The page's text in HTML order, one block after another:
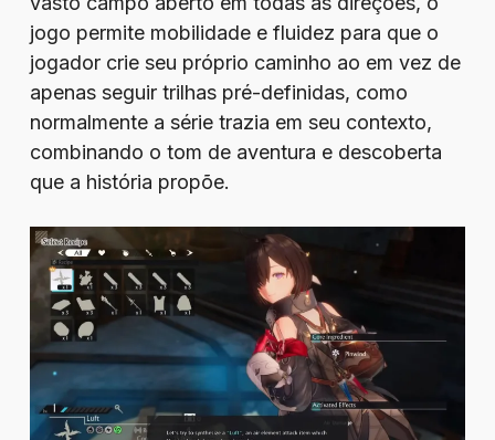
jogo permite mobilidade e fluidez para que o
jogador crie seu próprio caminho ao em vez de
apenas seguir trilhas pré-definidas, como
normalmente a série trazia em seu contexto,
combinando o tom de aventura e descoberta
que a história propõe.